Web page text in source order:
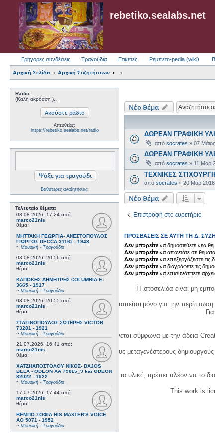
rebetiko.sealabs.net
Γρήγορες συνδέσεις Τραγούδια Ετικέτες Ρεμπετο-pedia (wiki)
Αρχική Σελίδα Αρχική Συζητήσεων
Radio
(Καλή ακρόαση )..
Απευθείας:
https://rebetiko.sealabs.net/radio
Βαθύτερες αναζητήσεις;
Τελευταία θέματα
08.08.2026, 17:24 από:
marco21nis
θέμα:
ΜΗΤΤΑΚΗ ΓΕΩΡΓΙΑ- ΑΝΕΣΤΟΠΟΥΛΟΣ
ΓΙΩΡΓΟΣ DECCA 31162 - 1948
~ Μουσική - Τραγούδια
03.08.2026, 20:56 από:
marco21nis
θέμα:
ΚΑΠΟΚΗΣ ΔΗΜΗΤΡΗΣ COLUMBIA E-
3665 - 1917
~ Μουσική - Τραγούδια
03.08.2026, 20:55 από:
marco21nis
θέμα:
ΣΤΑΣΙΝΟΠΟΥΛΟΣ ΣΩΤΗΡΗΣ VICTOR
73281 - 1921
~ Μουσική - Τραγούδια
21.07.2026, 16:41 από:
marco21nis
θέμα:
ΧΑΤΖΗΑΠΟΣΤΟΛΟΥ ΝΙΚΟΣ- DAJOS
BELA - ODEON AA 79815_9 kai ODEON
82022 - 1922
~ Μουσική - Τραγούδια
17.07.2026, 17:44 από:
marco21nis
θέμα:
ΒΕΜΠΟ ΣΟΦΙΑ HIS MASTER'S VOICE
AO 5071 - 1952
~ Μουσική - Τραγούδια
Νέο Θέμα
ΔΩΡΕΑΝ ΓΡΑΦΙΚΗ ΥΛΗ
από socrates » 07
ΔΩΡΕΑΝ ΓΡΑΦΙΚΗ
από socrates » 11 Μαρ
ΤΕΧΝΙΚΕΣ
από socrates » 20 Μαρ
Νέο Θέμα
Επιστροφή στο ευρετήριο
ΠΡΟΣΒΆΣΕΙΣ ΣΕ ΑΥΤΉ ΤΗ Δ.
Δεν μπορείτε να δημοσιεύετε νέα
Δεν μπορείτε να απαντάτε σε
Δεν μπορείτε να επεξεργάζεστε τις
Δεν μπορείτε να διαγράφετε τις
Δεν μπορείτε να επισυνάπτετε
Η ιστοσελίδα είναι μη
Η δημιουργία λογαριασμού απαιτείται μόνο για την
Για
Η χρήση του υλικού της σελίδας γίνεται σύμφωνα με την άδεια
1. Να αναφέρετε τον αρχικό και τους μεταγενέστερους
3. Αν διασκευάσετε με κάθε τρόπο το υλικό, πρέπει πλέον να το
This work is